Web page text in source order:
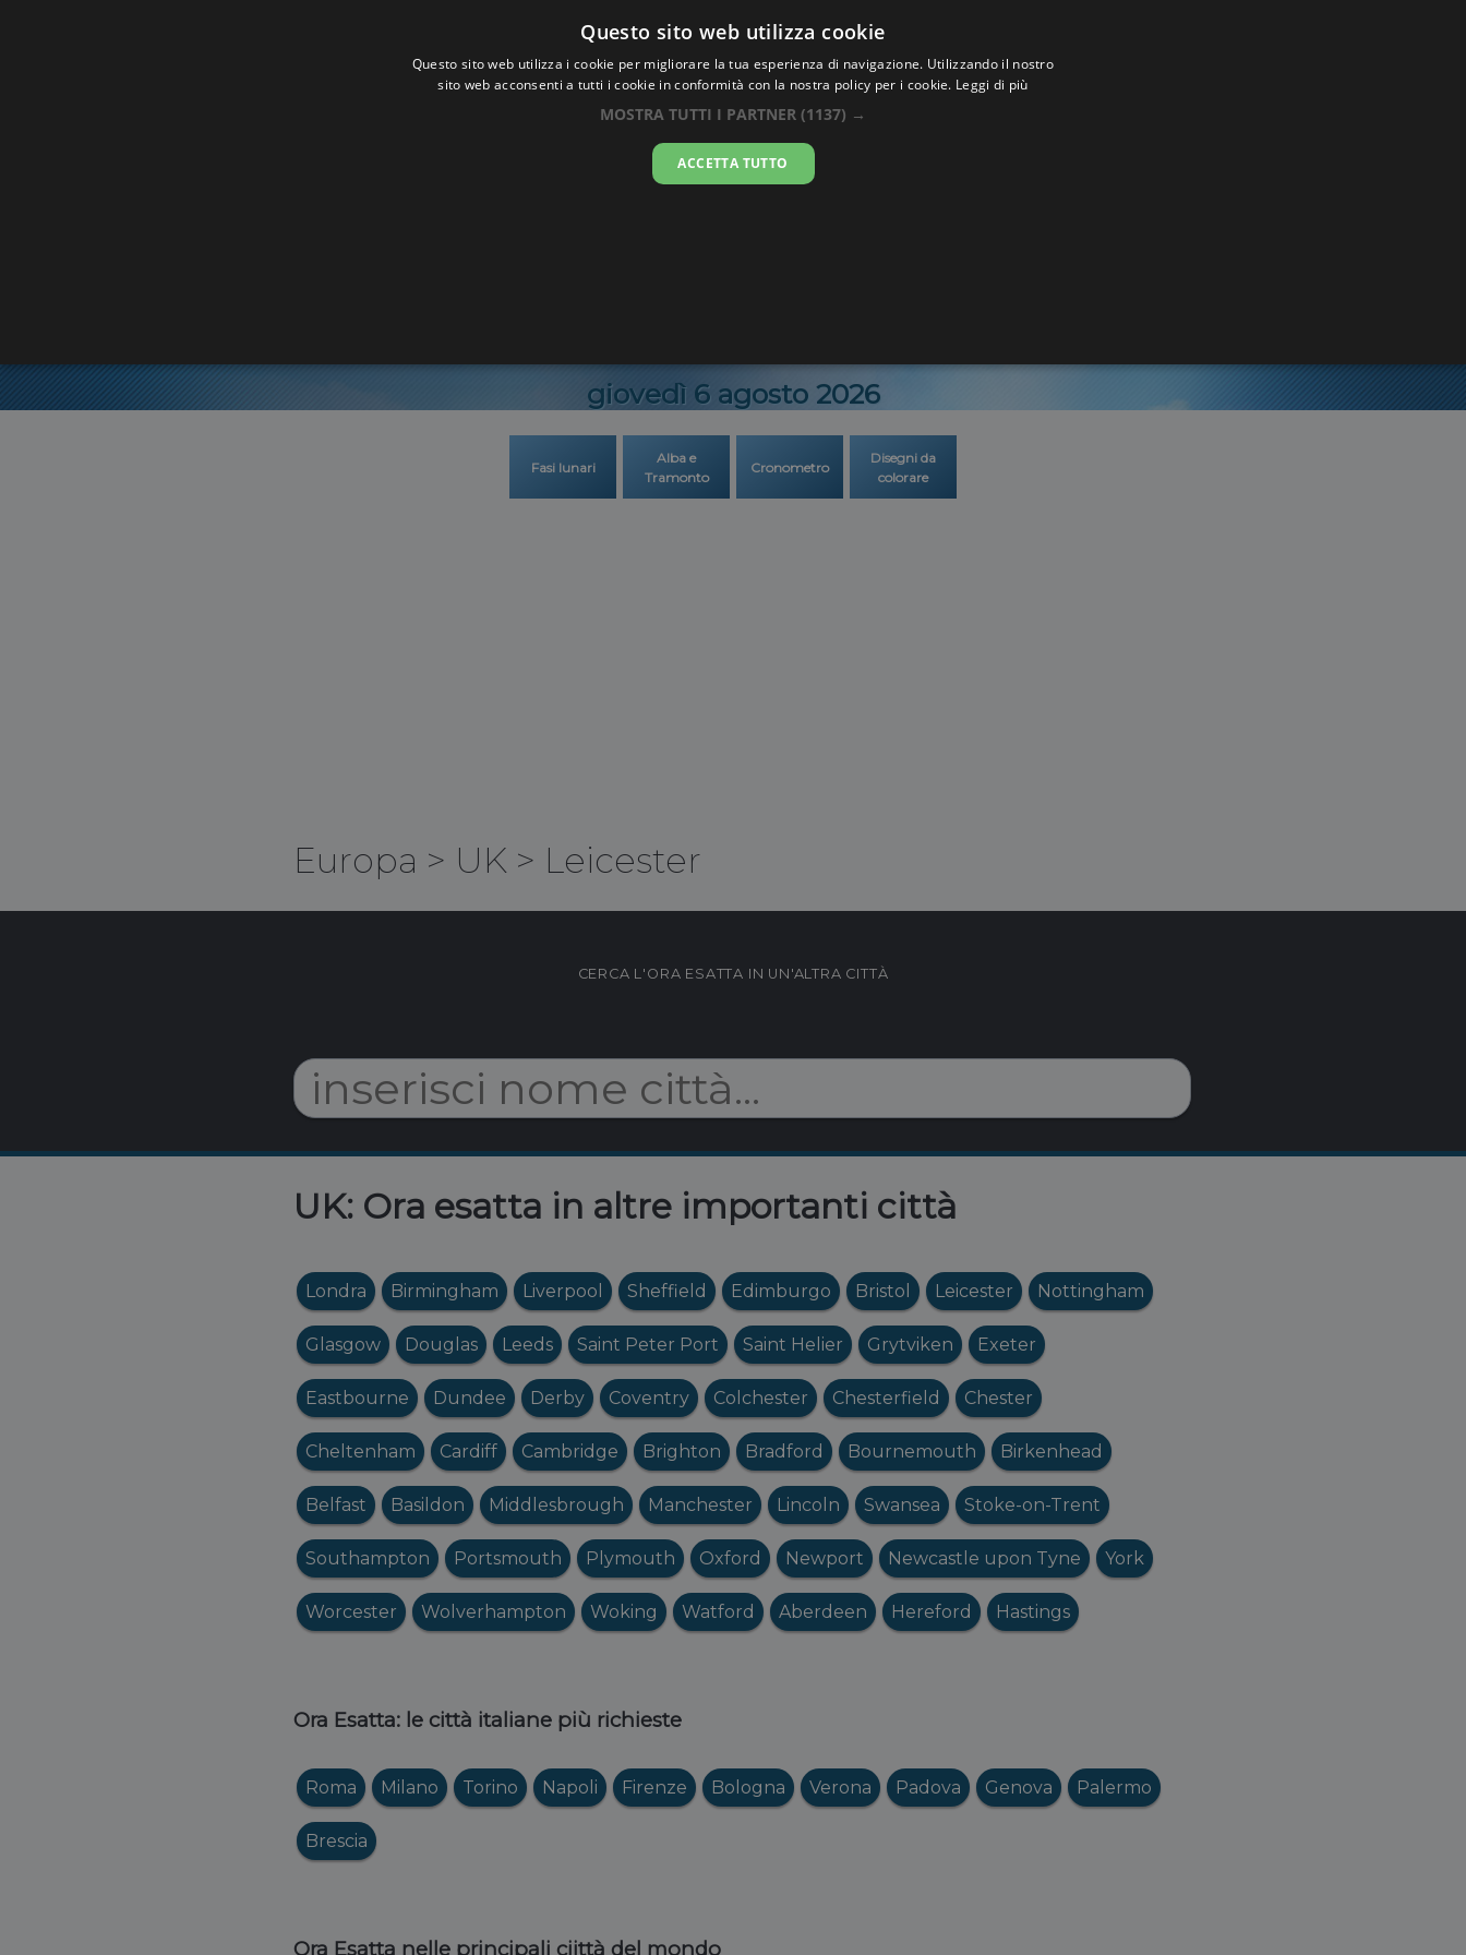
Oraesatta.co
Ora EsattaLeicester
giovedì 6 agosto 2026
Fasi lunari
Alba e
Tramonto
Cronometro
Disegni da
colorare
Europa > UK> Leicester
CERCA L'ORA ESATTA IN UN'ALTRA CITTÀ
UK: Ora esatta in altre importanti città
Londra Birmingham Liverpool Sheffield Edimburgo Bristol Leicester Nottingham
Glasgow Douglas Leeds Saint Peter Port Saint Helier Grytviken Exeter
Eastbourne Dundee Derby Coventry Colchester Chesterfield Chester
Cheltenham Cardiff Cambridge Brighton Bradford Bournemouth Birkenhead
Belfast Basildon Middlesbrough Manchester Lincoln Swansea Stoke-on-Trent
Southampton Portsmouth Plymouth Oxford Newport Newcastle upon Tyne York
Worcester Wolverhampton Woking Watford Aberdeen Hereford Hastings
Ora Esatta: le città italiane più richieste
Roma Milano Torino Napoli Firenze Bologna Verona Padova Genova Palermo
Brescia
Ora Esatta nelle principali ciittà del mondo
Questo sito web utilizza cookie
Questo sito web utilizza i cookie per migliorare la tua esperienza di navigazione. Utilizzando il nostro
sito web acconsenti a tutti i cookie in conformità con la nostra policy per i cookie. Leggi di più
MOSTRA TUTTI I PARTNER (1137) →
ACCETTA TUTTO